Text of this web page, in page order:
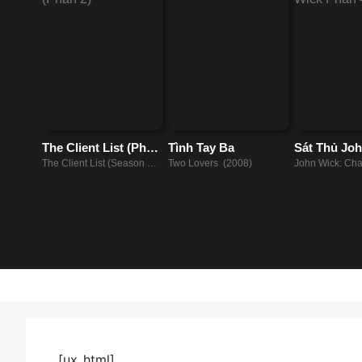
The Client List (Phần
2)
The Client List (Season 2)
Tình Tay Ba
Two Lovers (2008)
Sát Thủ
Phần 4
John Wick: